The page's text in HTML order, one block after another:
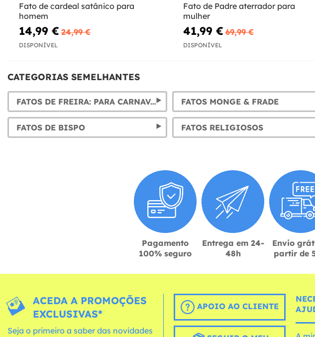
Fato de cardeal satânico para
homem
14,99 € 24,99 €
DISPONÍVEL
Fato de Padre aterrador para
mulher
41,99 € 69,99 €
DISPONÍVEL
CATEGORIAS SEMELHANTES
FATOS DE FREIRA: PARA CARNAVAL FATOS MONGE & FRADE
FATOS DE BISPO FATOS RELIGIOSOS
Pagamento
100% seguro
Entrega em 24-
48h
Envio
partir de
ACEDA A PROMOÇÕES
EXCLUSIVAS*
Seja o primeiro a saber das novidades
APOIO AO CLIENTE